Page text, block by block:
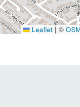
Leaflet | ©